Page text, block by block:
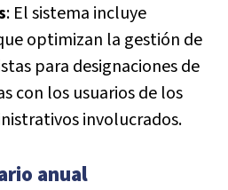
: El sistema incluye
optimizan la gestión de
para designaciones de
con los usuarios de los
involucrados.
anual